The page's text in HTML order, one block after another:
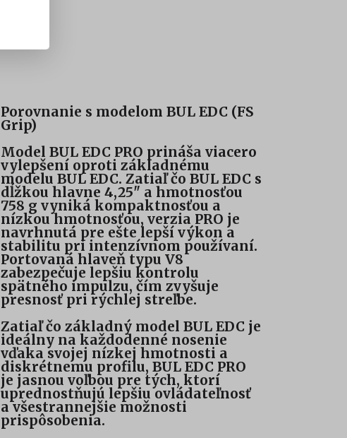
Porovnanie s modelom BUL EDC (FS
Grip)
Model BUL EDC PRO prináša viacero
vylepšení oproti základnému
modelu BUL EDC. Zatiaľ čo BUL EDC s
dĺžkou hlavne 4,25" a hmotnosťou
758 g vyniká kompaktnosťou a
nízkou hmotnosťou, verzia PRO je
navrhnutá pre ešte lepší výkon a
stabilitu pri intenzívnom používaní.
Portovaná hlaveň typu V8
zabezpečuje lepšiu kontrolu
spätného impulzu, čím zvyšuje
presnosť pri rýchlej streľbe.
Zatiaľ čo základný model BUL EDC je
ideálny na každodenné nosenie
vďaka svojej nízkej hmotnosti a
diskrétnemu profilu, BUL EDC PRO
je jasnou voľbou pre tých, ktorí
uprednostňujú lepšiu ovládateľnosť
a všestrannejšie možnosti
prispôsobenia.